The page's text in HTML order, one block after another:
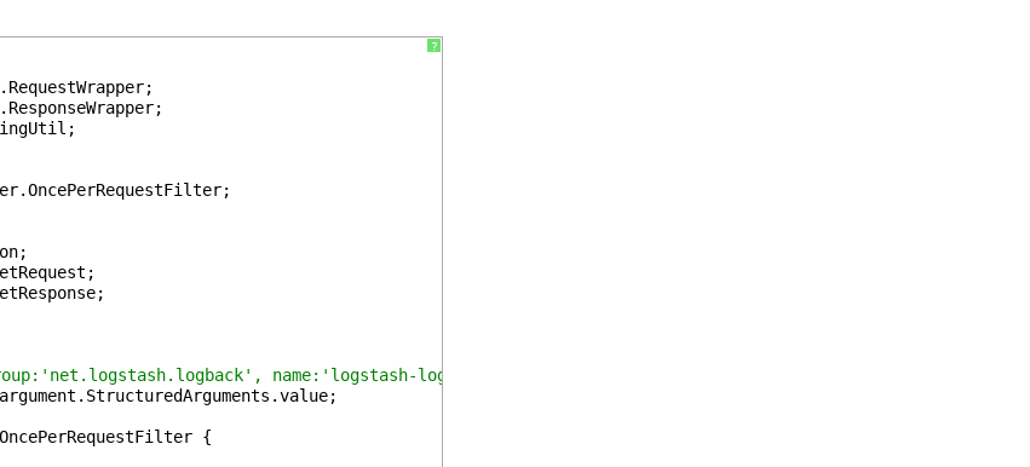
?
name:'logstash-logback-encoder', version:'5.1'
OncePerRequestFilter {